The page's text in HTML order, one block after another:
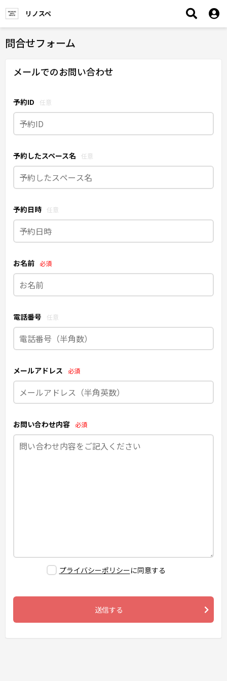
リノスペ
問合せフォーム
メールでのお問い合わせ
予約ID 任意
予約したスペース名 任意
予約日時 任意
お名前 必須
電話番号 任意
メールアドレス 必須
お問い合わせ内容 必須
プライバシーポリシーに同意する
送信する